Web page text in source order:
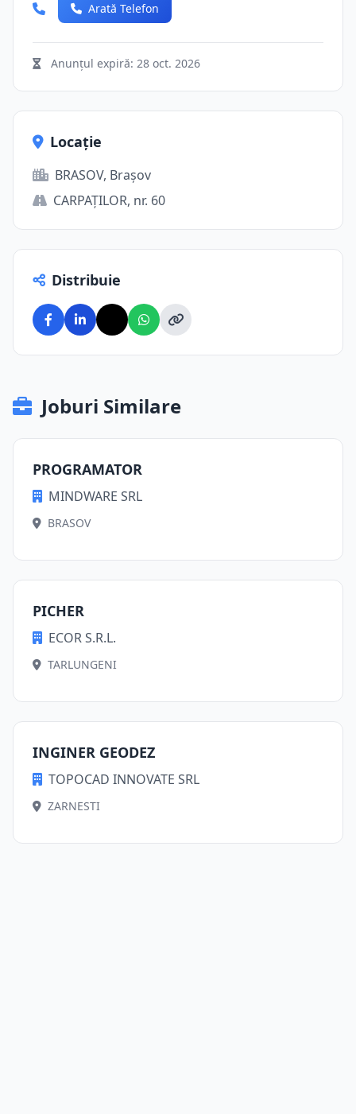
Arată Telefon
Anunțul expiră: 28 oct. 2026
Locație
BRASOV, Brașov
CARPAŢILOR, nr. 60
Distribuie
Joburi Similare
PROGRAMATOR
MINDWARE SRL
BRASOV
PICHER
ECOR S.R.L.
TARLUNGENI
INGINER GEODEZ
TOPOCAD INNOVATE SRL
ZARNESTI